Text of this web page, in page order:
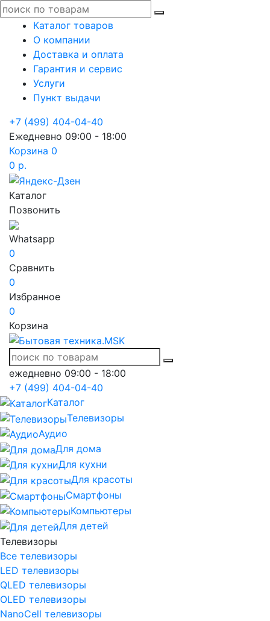
Каталог товаров
О компании
Доставка и оплата
Гарантия и сервис
Услуги
Пункт выдачи
+7 (499) 404-04-40
Ежедневно 09:00 - 18:00
Корзина 0
0 р.
Каталог
Позвонить
Whatsapp
0
Сравнить
0
Избранное
0
Корзина
ежедневно 09:00 - 18:00
+7 (499) 404-04-40
Каталог
Телевизоры
Аудио
Для дома
Для кухни
Для красоты
Смартфоны
Компьютеры
Для детей
Телевизоры
Все телевизоры
LED телевизоры
QLED телевизоры
OLED телевизоры
NanoCell телевизоры